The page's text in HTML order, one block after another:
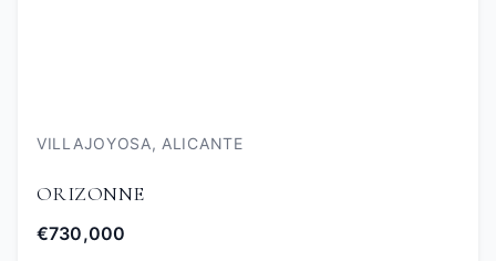
VILLAJOYOSA, ALICANTE
ORIZONNE
€730,000